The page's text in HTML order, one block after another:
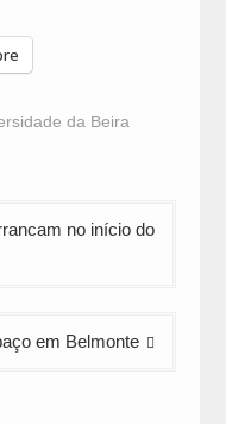
da Beira
no início do
em Belmonte